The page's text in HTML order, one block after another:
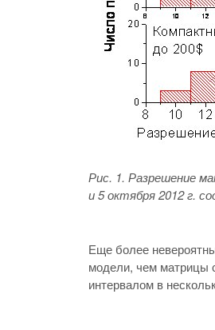
Рис. 1. Разрешение
и 5 октября 2012 г.
Еще более
модели, чем матрицы
интервалом в